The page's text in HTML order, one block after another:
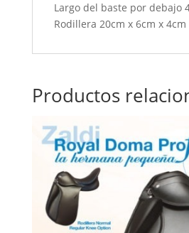
Largo del baste por debajo
Rodillera 20cm x 6cm x 4cm
Productos